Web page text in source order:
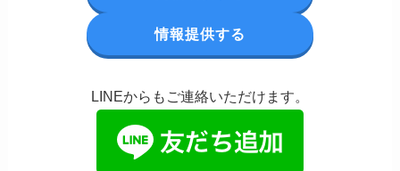
情報提供する
LINEからもご連絡いただけます。